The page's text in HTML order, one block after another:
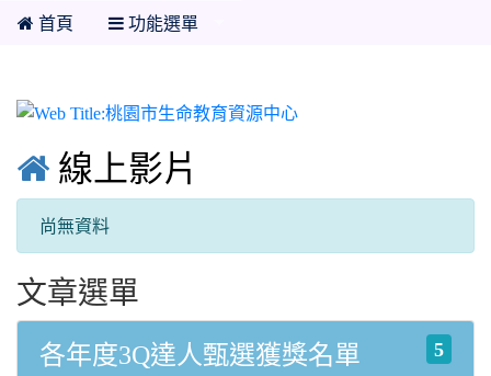
首頁 功能選單
 線上影片
尚無資料
文章選單
5
各年度3Q達人甄選獲獎名單